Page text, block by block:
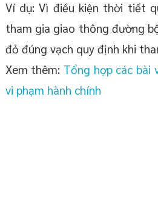
Ví dụ: Vì điều kiện thời tiết
tham gia giao thông đường
đỏ đúng vạch quy định khi
Xem thêm: Tổng hợp các bài
vi phạm hành chính